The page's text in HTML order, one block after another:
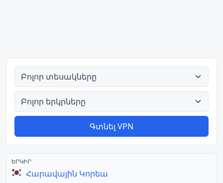
Բոլոր տեսակները
Բոլոր երկրները
Գտնել VPN
Հարավային Կորեա